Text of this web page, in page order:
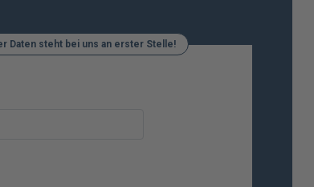
Daten steht bei uns an erster Stelle!